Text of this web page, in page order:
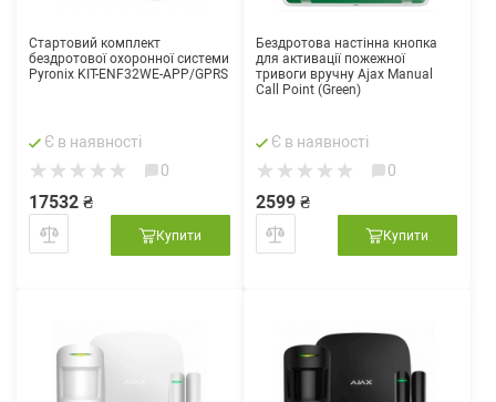
Стартовий комплект
бездротової охоронної системи
Pyronix KIT-ENF32WE-APP/GPRS
Є в наявності
0
17532 ₴
Купити
Бездротова настінна кнопка
для активації пожежної
тривоги вручну Ajax Manual
Call Point (Green)
Є в наявності
0
2599 ₴
Купити